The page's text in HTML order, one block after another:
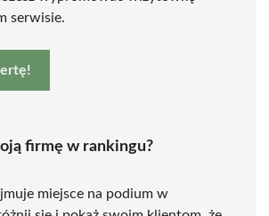
serwisie.
firmę w rankingu?
miejsce na podium w